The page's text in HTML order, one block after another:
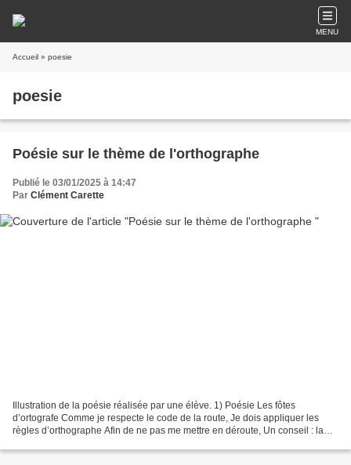
MENU
Accueil » poesie
poesie
Poésie sur le thème de l'orthographe
Publié le 03/01/2025 à 14:47
Par Clément Carette
Illustration de la poésie réalisée par une élève. 1) Poésie Les fôtes
d’ortografe Comme je respecte le code de la route, Je dois appliquer les
règles d’orthographe Afin de ne pas me mettre en déroute, Un conseil : la